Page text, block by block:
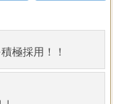
極採用！！